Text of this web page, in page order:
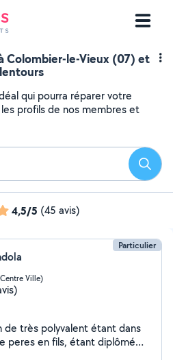
Colombier-le-Vieux (07) et
qui pourra réparer votre
profils de nos membres et
4,5/5 (45 avis)
Particulier
Ville)
de très polyvalent étant dans
peres en fils, étant diplômé